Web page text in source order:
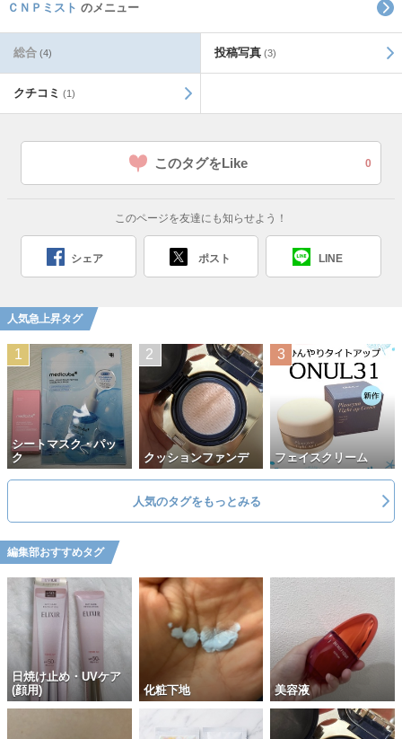
ＣＮＰミスト のメニュー
総合 (4) 投稿写真 (3)
クチコミ (1)
このタグをLike 0
このページを友達にも知らせよう！
シェア ポスト LINE
人気急上昇タグ
シートマスク・パッ
ク
クッションファンデ フェイスクリーム
人気のタグをもっとみる
編集部おすすめタグ
日焼け止め・UVケア
(顔用)
化粧下地 美容液